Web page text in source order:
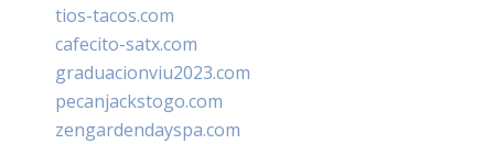
tios-tacos.com
cafecito-satx.com
graduacionviu2023.com
pecanjackstogo.com
zengardendayspa.com